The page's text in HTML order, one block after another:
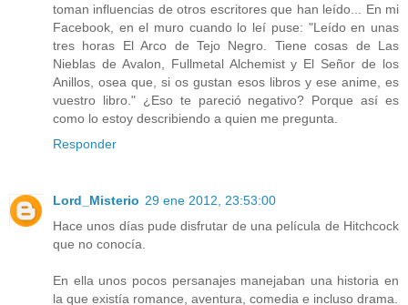
toman influencias de otros escritores que han leído... En mi
Facebook, en el muro cuando lo leí puse: "Leído en unas
tres horas El Arco de Tejo Negro. Tiene cosas de Las
Nieblas de Avalon, Fullmetal Alchemist y El Señor de los
Anillos, osea que, si os gustan esos libros y ese anime, es
vuestro libro." ¿Eso te pareció negativo? Porque así es
como lo estoy describiendo a quien me pregunta.
Responder
Lord_Misterio 29 ene 2012, 23:53:00
Hace unos días pude disfrutar de una película de Hitchcock
que no conocía.
En ella unos pocos persanajes manejaban una historia en
la que existía romance, aventura, comedia e incluso drama.